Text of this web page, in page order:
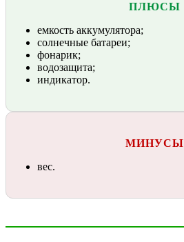
ПЛЮСЫ
емкость аккумулятора;
солнечные батареи;
фонарик;
водозащита;
индикатор.
МИНУСЫ
вес.